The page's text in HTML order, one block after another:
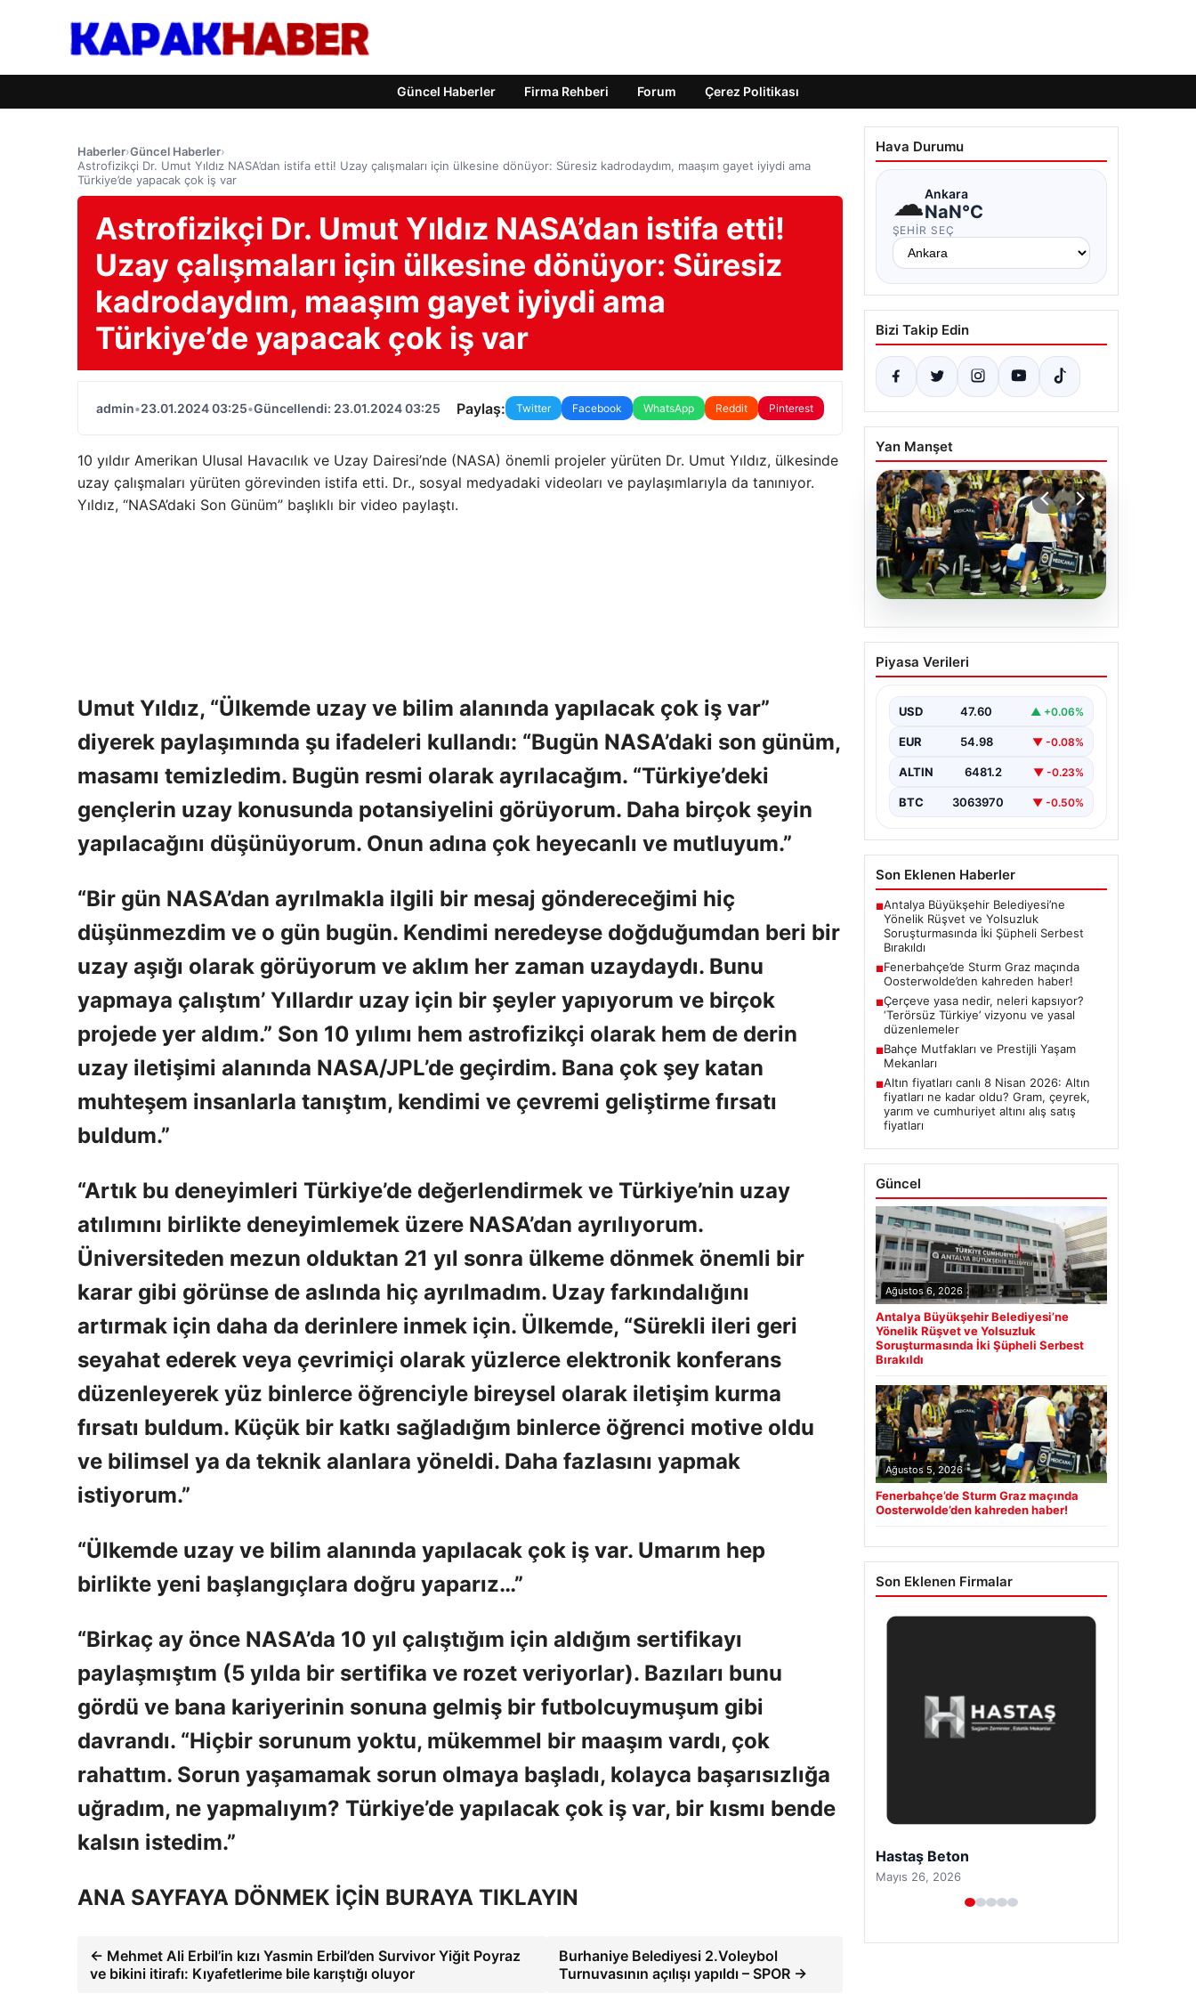
Güncel Haberler Firma Rehberi Forum Çerez Politikası
Haberler›Güncel Haberler›
Astrofizikçi Dr. Umut Yıldız NASA’dan istifa etti! Uzay çalışmaları için ülkesine dönüyor: Süresiz kadrodaydım, maaşım gayet iyiydi ama
Türkiye’de yapacak çok iş var
Astrofizikçi Dr. Umut Yıldız NASA’dan istifa etti!
Uzay çalışmaları için ülkesine dönüyor: Süresiz
kadrodaydım, maaşım gayet iyiydi ama
Türkiye’de yapacak çok iş var
admin•23.01.2024 03:25•Güncellendi: 23.01.2024 03:25 Paylaş: Twitter Facebook WhatsApp Reddit Pinterest
10 yıldır Amerikan Ulusal Havacılık ve Uzay Dairesi’nde (NASA) önemli projeler yürüten Dr. Umut Yıldız, ülkesinde
uzay çalışmaları yürüten görevinden istifa etti. Dr., sosyal medyadaki videoları ve paylaşımlarıyla da tanınıyor.
Yıldız, “NASA’daki Son Günüm” başlıklı bir video paylaştı.
Umut Yıldız, “Ülkemde uzay ve bilim alanında yapılacak çok iş var”
diyerek paylaşımında şu ifadeleri kullandı: “Bugün NASA’daki son günüm,
masamı temizledim. Bugün resmi olarak ayrılacağım. “Türkiye’deki
gençlerin uzay konusunda potansiyelini görüyorum. Daha birçok şeyin
yapılacağını düşünüyorum. Onun adına çok heyecanlı ve mutluyum.”
“Bir gün NASA’dan ayrılmakla ilgili bir mesaj göndereceğimi hiç
düşünmezdim ve o gün bugün. Kendimi neredeyse doğduğumdan beri bir
uzay aşığı olarak görüyorum ve aklım her zaman uzaydaydı. Bunu
yapmaya çalıştım’ Yıllardır uzay için bir şeyler yapıyorum ve birçok
projede yer aldım.” Son 10 yılımı hem astrofizikçi olarak hem de derin
uzay iletişimi alanında NASA/JPL’de geçirdim. Bana çok şey katan
muhteşem insanlarla tanıştım, kendimi ve çevremi geliştirme fırsatı
buldum.”
“Artık bu deneyimleri Türkiye’de değerlendirmek ve Türkiye’nin uzay
atılımını birlikte deneyimlemek üzere NASA’dan ayrılıyorum.
Üniversiteden mezun olduktan 21 yıl sonra ülkeme dönmek önemli bir
karar gibi görünse de aslında hiç ayrılmadım. Uzay farkındalığını
artırmak için daha da derinlere inmek için. Ülkemde, “Sürekli ileri geri
seyahat ederek veya çevrimiçi olarak yüzlerce elektronik konferans
düzenleyerek yüz binlerce öğrenciyle bireysel olarak iletişim kurma
fırsatı buldum. Küçük bir katkı sağladığım binlerce öğrenci motive oldu
ve bilimsel ya da teknik alanlara yöneldi. Daha fazlasını yapmak
istiyorum.”
“Ülkemde uzay ve bilim alanında yapılacak çok iş var. Umarım hep
birlikte yeni başlangıçlara doğru yaparız…”
“Birkaç ay önce NASA’da 10 yıl çalıştığım için aldığım sertifikayı
paylaşmıştım (5 yılda bir sertifika ve rozet veriyorlar). Bazıları bunu
gördü ve bana kariyerinin sonuna gelmiş bir futbolcuymuşum gibi
davrandı. “Hiçbir sorunum yoktu, mükemmel bir maaşım vardı, çok
rahattım. Sorun yaşamamak sorun olmaya başladı, kolayca başarısızlığa
uğradım, ne yapmalıyım? Türkiye’de yapılacak çok iş var, bir kısmı bende
kalsın istedim.”
ANA SAYFAYA DÖNMEK İÇİN BURAYA TIKLAYIN
← Mehmet Ali Erbil’in kızı Yasmin Erbil’den Survivor Yiğit Poyraz
ve bikini itirafı: Kıyafetlerime bile karıştığı oluyor
Burhaniye Belediyesi 2.Voleybol
Turnuvasının açılışı yapıldı – SPOR →
Hava Durumu
☁Ankara
NaN°C
ŞEHIR SEÇ
Bizi Takip Edin
Yan Manşet
05.08.2026
Fenerbahçe’de Sturm
Graz maçında
kahreden haber!
Piyasa Verileri
USD 47.60 ▲ +0.06%
EUR 54.98 ▼ -0.08%
ALTIN 6481.2 ▼ -0.23%
BTC 3063970 ▼ -0.50%
Son Eklenen Haberler
■Antalya Büyükşehir Belediyesi’ne
Yönelik Rüşvet ve Yolsuzluk
Soruşturmasında İki Şüpheli Serbest
Bırakıldı
■Fenerbahçe’de Sturm Graz maçında
Oosterwolde’den kahreden haber!
■Çerçeve yasa nedir, neleri kapsıyor?
‘Terörsüz Türkiye’ vizyonu ve yasal
düzenlemeler
■Bahçe Mutfakları ve Prestijli Yaşam
Mekanları
■Altın fiyatları canlı 8 Nisan 2026: Altın
fiyatları ne kadar oldu? Gram, çeyrek,
yarım ve cumhuriyet altını alış satış
fiyatları
Güncel
Ağustos 6, 2026
Antalya Büyükşehir Belediyesi’ne
Yönelik Rüşvet ve Yolsuzluk
Soruşturmasında İki Şüpheli Serbest
Bırakıldı
Ağustos 5, 2026
Fenerbahçe’de Sturm Graz maçında
Oosterwolde’den kahreden haber!
Son Eklenen Firmalar
Prenses Night Club
Nisan 29, 2026